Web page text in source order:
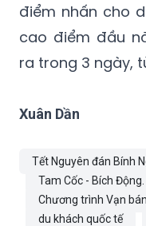
điểm nhấn cho
cao điểm đầu
ra trong 3 ngày,
Xuân Dần
Tết Nguyên đán Bính
Tam Cốc - Bích Động.
Chương trình Vạn
du khách quốc tế